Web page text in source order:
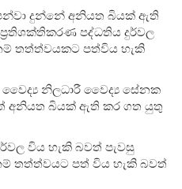
දුන්නේ අනියත බියක් ඇති
පද්ධතිය දුර්වල
තත්ත්වයකට පත්විය හැකි
වෛද්‍ය නිලධාරී වෛද්‍ය සේනක
අනියත බියක් ඇති කර ගත යුතු
විය හැකි බවත් පැවසු
තත්ත්වයට පත් විය හැකි බවත්